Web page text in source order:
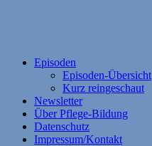
Episoden
Episoden-Übersicht
Kurz reingeschaut
Newsletter
Über Pflege-Bildung
Datenschutz
Impressum/Kontakt